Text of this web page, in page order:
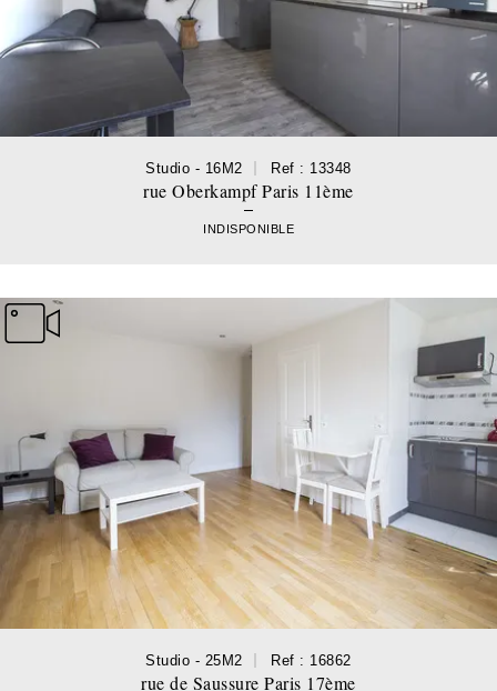
Studio - 16M2 Ref : 13348
rue Oberkampf Paris 11ème
INDISPONIBLE
Studio - 25M2 Ref : 16862
rue de Saussure Paris 17ème